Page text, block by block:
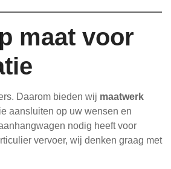
maat voor
Daarom bieden wij maatwerk
aansluiten op uw wensen en
nodig heeft voor
vervoer, wij denken graag met